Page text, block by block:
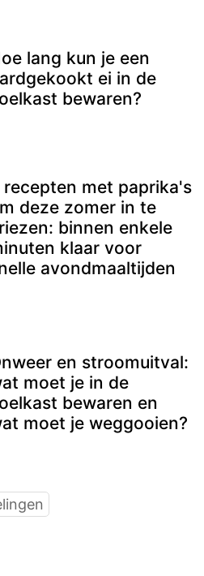
lang kun je een
ei in de
bewaren?
recepten met paprika's
deze zomer in te
binnen enkele
klaar voor
avondmaaltijden
en stroomuitval:
moet je in de
bewaren en
moet je weggooien?